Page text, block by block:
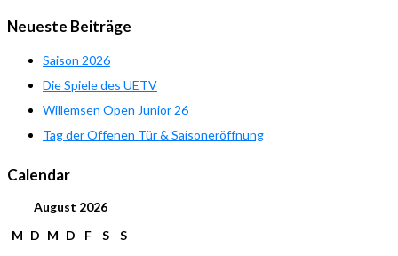
Neueste Beiträge
Saison 2026
Die Spiele des UETV
Willemsen Open Junior 26
Tag der Offenen Tür & Saisoneröffnung
Calendar
August 2026
M D M D F S
S